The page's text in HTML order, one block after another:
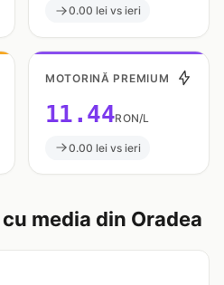
0.00 lei vs ieri
MOTORINĂ PREMIUM
11.44RON/L
0.00 lei vs ieri
media din Oradea